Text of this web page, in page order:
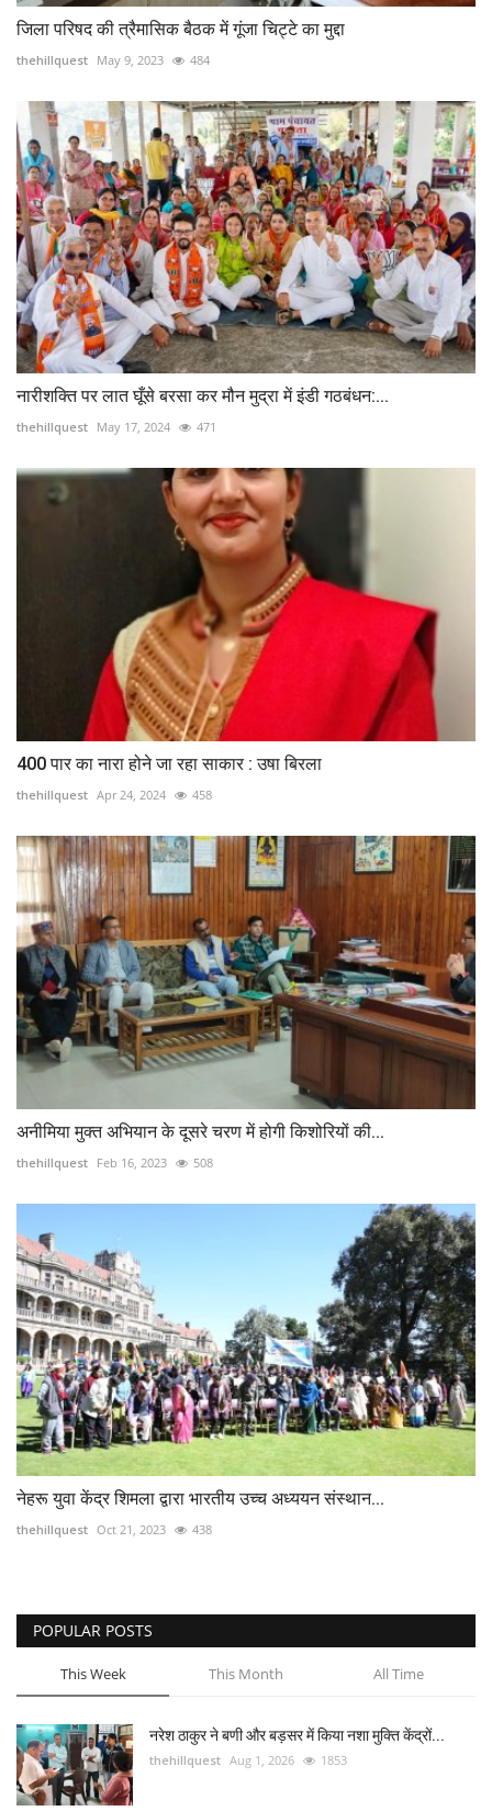
जिला परिषद की त्रैमासिक बैठक में गूंजा चिट्टे का मुद्दा
thehillquest May 9, 2023 484
नारीशक्ति पर लात घूँसे बरसा कर मौन मुद्रा में इंडी गठबंधन:...
thehillquest May 17, 2024 471
400 पार का नारा होने जा रहा साकार : उषा बिरला
thehillquest Apr 24, 2024 458
अनीमिया मुक्त अभियान के दूसरे चरण में होगी किशोरियों की...
thehillquest Feb 16, 2023 508
नेहरू युवा केंद्र शिमला द्वारा भारतीय उच्च अध्ययन संस्थान...
thehillquest Oct 21, 2023 438
POPULAR POSTS
This Week This Month All Time
नरेश ठाकुर ने बणी और बड़सर में किया नशा मुक्ति केंद्रों...
thehillquest Aug 1, 2026 1853